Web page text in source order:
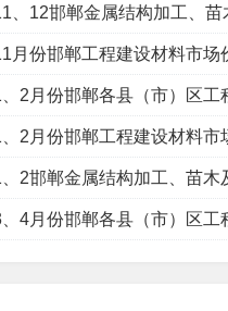
、12邯郸金属结构加工、
月份邯郸工程建设材料市场
2月份邯郸各县（市）区工
2月份邯郸工程建设材料市
2邯郸金属结构加工、苗木
4月份邯郸各县（市）区工